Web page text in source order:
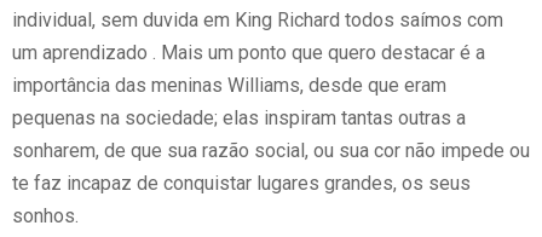
individual, sem duvida em King Richard todos saímos com
um aprendizado . Mais um ponto que quero destacar é a
importância das meninas Williams, desde que eram
pequenas na sociedade; elas inspiram tantas outras a
sonharem, de que sua razão social, ou sua cor não impede ou
te faz incapaz de conquistar lugares grandes, os seus
sonhos.